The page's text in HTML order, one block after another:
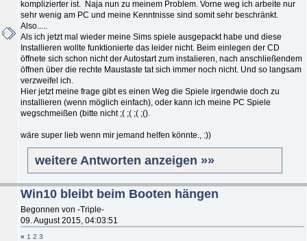
komplizierter ist. Naja nun zu meinem Problem. Vorne weg ich arbeite nur
sehr wenig am PC und meine Kenntnisse sind somit sehr beschränkt.
Also.....
Als ich jetzt mal wieder meine Sims spiele ausgepackt habe und diese
Installieren wollte funktionierte das leider nicht. Beim einlegen der CD
öffnete sich schon nicht der Autostart zum instalieren, nach anschließendem
öffnen über die rechte Maustaste tat sich immer noch nicht. Und so langsam
verzweifel ich.
Hier jetzt meine frage gibt es einen Weg die Spiele irgendwie doch zu
installieren (wenn möglich einfach), oder kann ich meine PC Spiele
wegschmeißen (bitte nicht ;( ;( ;( ;().
wäre super lieb wenn mir jemand helfen könnte., :))
weitere Antworten anzeigen »»
Win10 bleibt beim Booten hängen
Begonnen von -Triple-
09. August 2015, 04:03:51
« 1 2 3